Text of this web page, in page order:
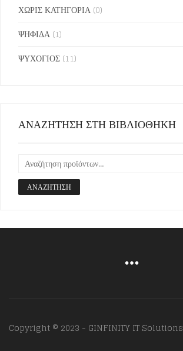
ΧΩΡΙΣ ΚΑΤΗΓΟΡΙΑ (0)
ΨΗΦΙΔΑ (1)
ΨΥΧΟΓΙΟΣ (11)
ΑΝΑΖΗΤΗΣΗ ΣΤΗ ΒΙΒΛΙΟΘΗΚΗ
ΑΝΑΖΉΤΗΣΗ
Copyright © 2023 - GINFINITY IT Solutions